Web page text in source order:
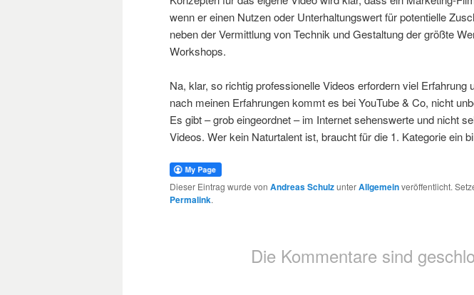
wenn er einen Nutzen oder Unterhaltungswert für potentielle
neben der Vermittlung von Technik und Gestaltung der größte
Workshops.
Na, klar, so richtig professionelle Videos erfordern viel Erfahrung
nach meinen Erfahrungen kommt es bei YouTube & Co, nicht
Es gibt – grob eingeordnet – im Internet sehenswerte und nicht
Videos. Wer kein Naturtalent ist, braucht für die 1. Kategorie ein
Dieser Eintrag wurde von Andreas SchulzunterAllgemeinveröffentlicht.
Permalink.
Die Kommentare sind